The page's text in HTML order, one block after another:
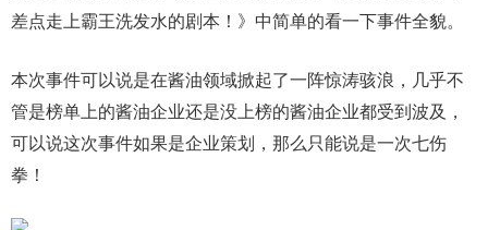
差点走上霸王洗发水的剧本！》中简单的看一下事件全貌。
本次事件可以说是在酱油领域掀起了一阵惊涛骇浪，几乎不
管是榜单上的酱油企业还是没上榜的酱油企业都受到波及，
可以说这次事件如果是企业策划，那么只能说是一次七伤
拳！